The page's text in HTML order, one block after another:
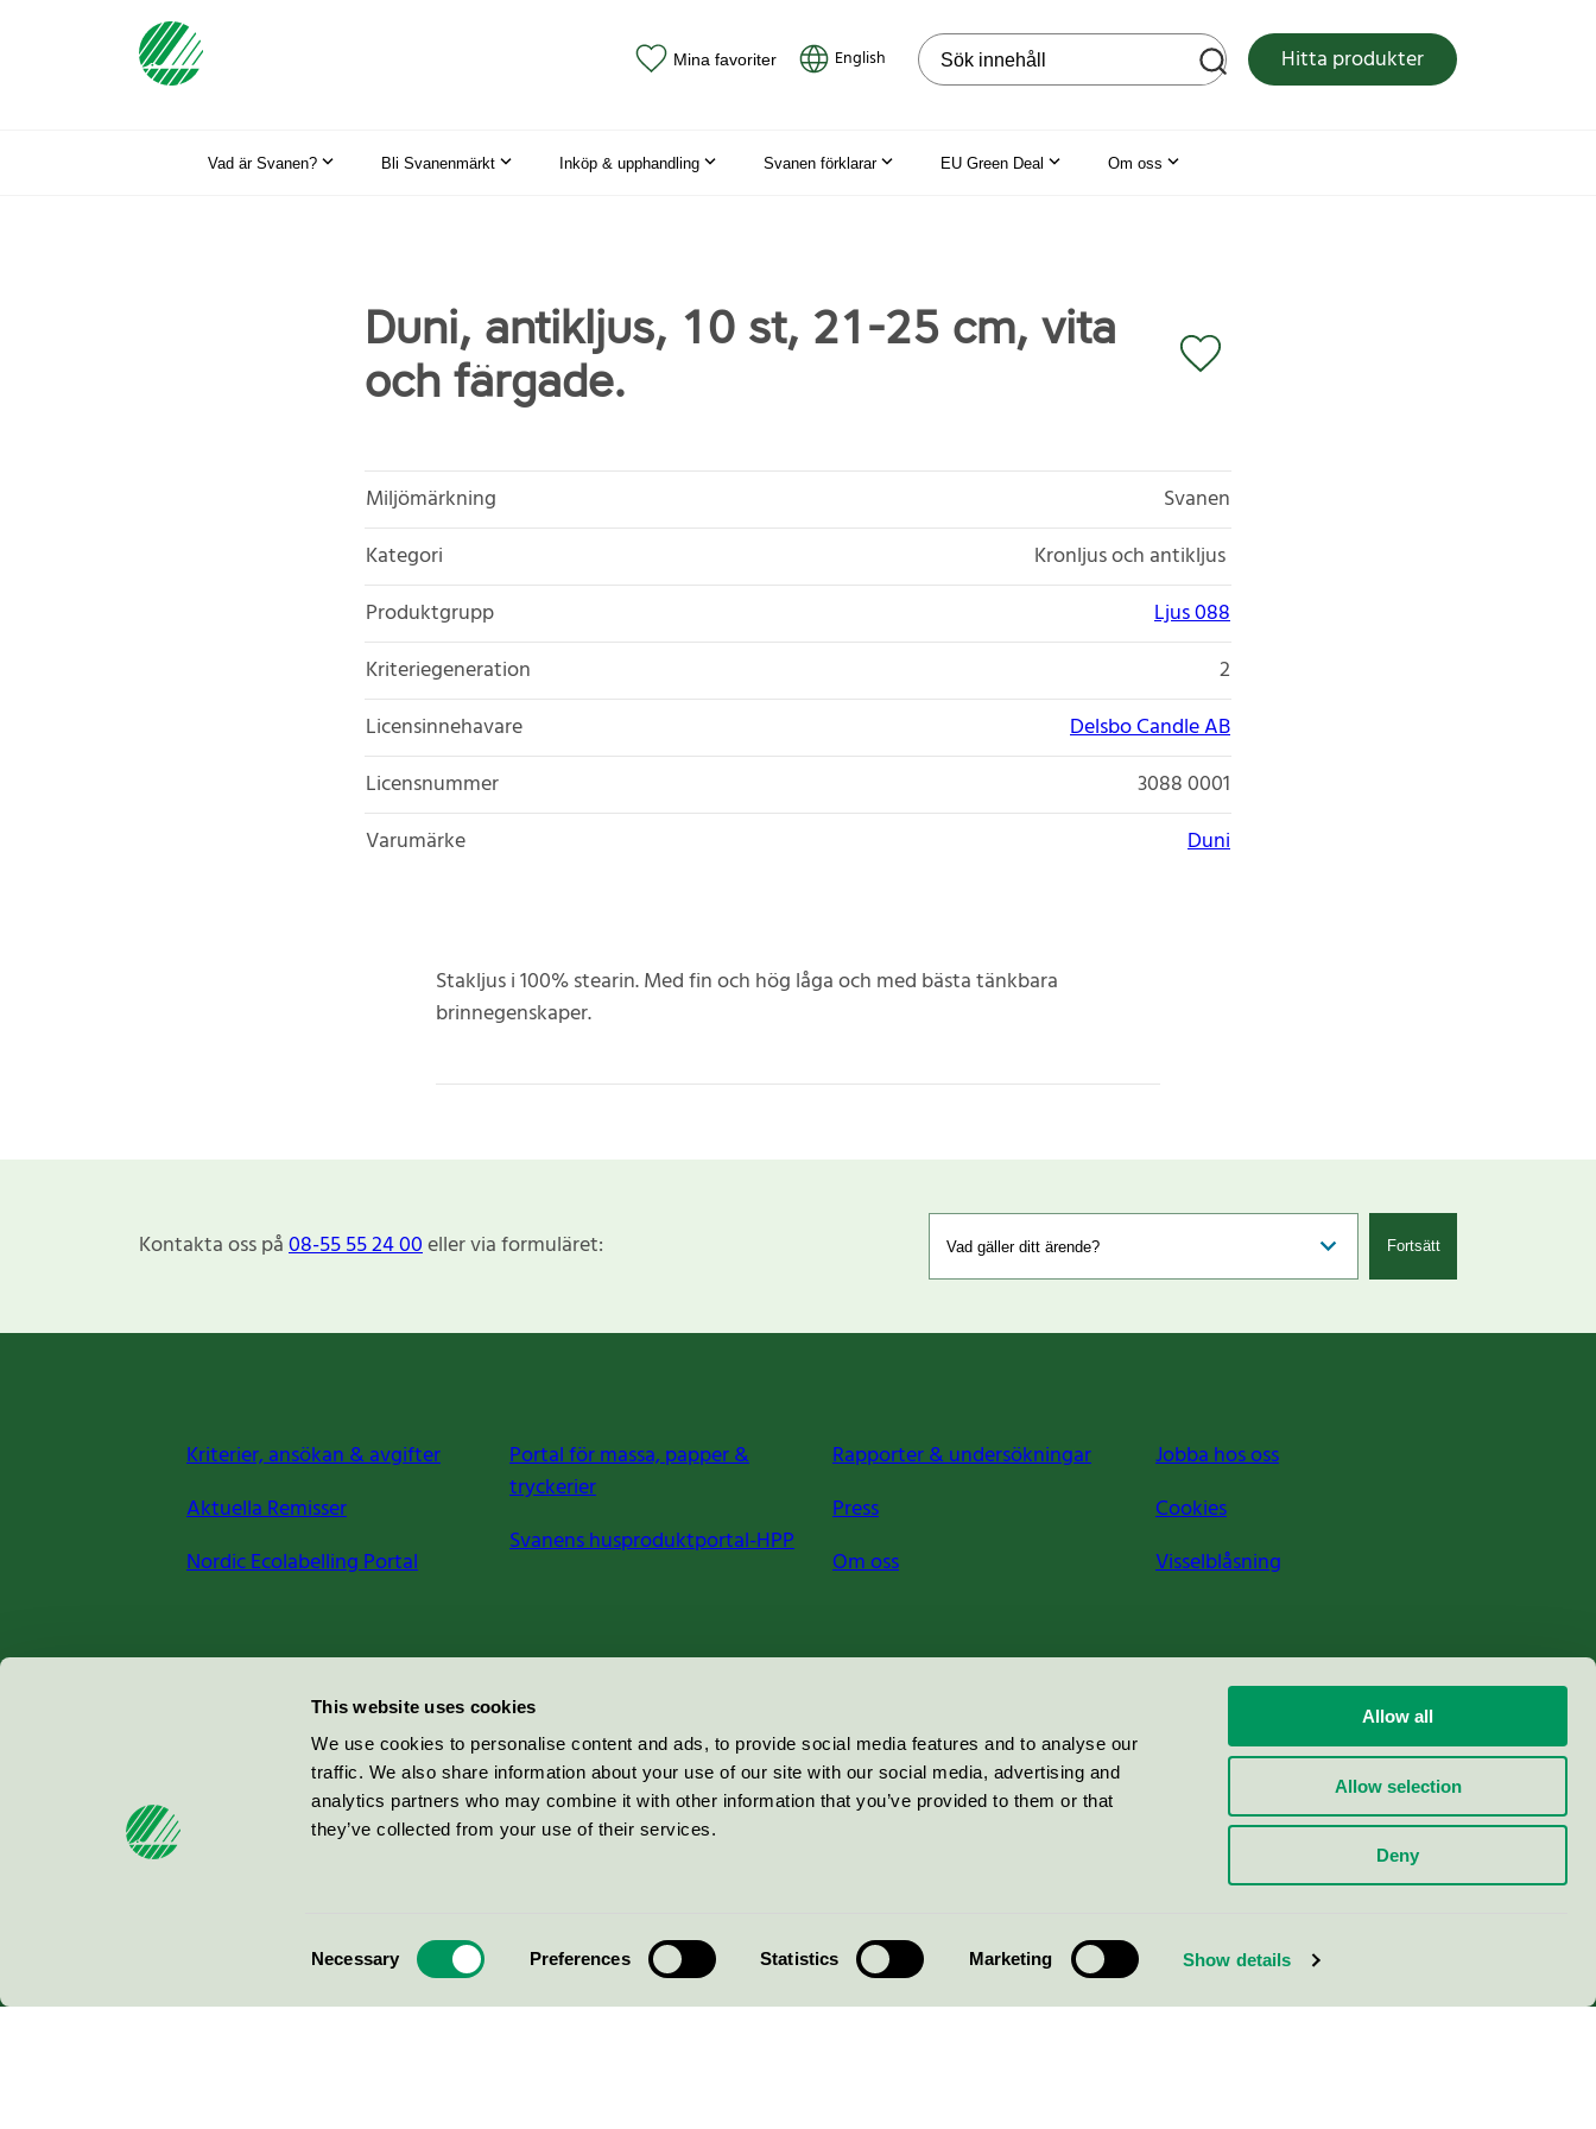
This website uses cookies
We use cookies to personalise content and ads, to provide social media features and to analyse our
traffic. We also share information about your use of our site with our social media, advertising and
analytics partners who may combine it with other information that you’ve provided to them or that
they’ve collected from your use of their services.
Necessary Preferences Statistics Marketing Show details
Allow all
Allow selection
Deny
Mina favoriter English Sök på webbplatsen Hitta produkter
Vad är Svanen? Bli Svanenmärkt Inköp & upphandling Svanen förklarar EU Green Deal Om oss
Duni, antikljus, 10 st, 21-25 cm, vita
och färgade.
Miljömärkning
Svanen
Kategori
Kronljus och antikljus
Produktgrupp
Ljus 088
Kriteriegeneration
2
Licensinnehavare
Delsbo Candle AB
Licensnummer
3088 0001
Varumärke
Duni
Stakljus i 100% stearin. Med fin och hög låga och med bästa tänkbara
brinnegenskaper.
Kontakta oss på08-55 55 24 00eller via formuläret: Fortsätt
Kriterier, ansökan & avgifter
Aktuella Remisser
Nordic Ecolabelling Portal
Portal för massa, papper &
tryckerier
Svanens husproduktportal-HPP
Rapporter & undersökningar
Press
Om oss
Jobba hos oss
Cookies
Visselblåsning
Miljömärkning Sverige AB
100 64